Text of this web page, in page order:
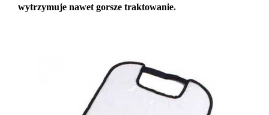
wytrzymuje nawet gorsze traktowanie.